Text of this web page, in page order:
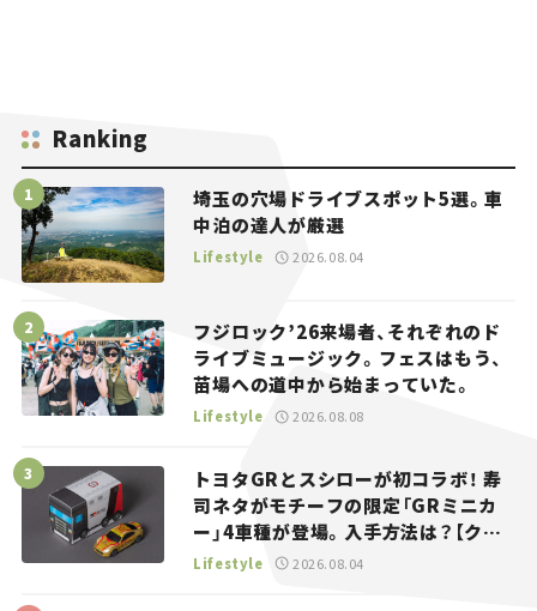
Ranking
埼玉の穴場ドライブスポット5選。車
中泊の達人が厳選
Lifestyle 2026.08.04
フジロック’26来場者、それぞれのド
ライブミュージック。フェスはもう、
苗場への道中から始まっていた。
Lifestyle 2026.08.08
トヨタGRとスシローが初コラボ！ 寿
司ネタがモチーフの限定「GRミニカ
ー」4車種が登場。入手方法は？【クル
マとホビー】
Lifestyle 2026.08.04